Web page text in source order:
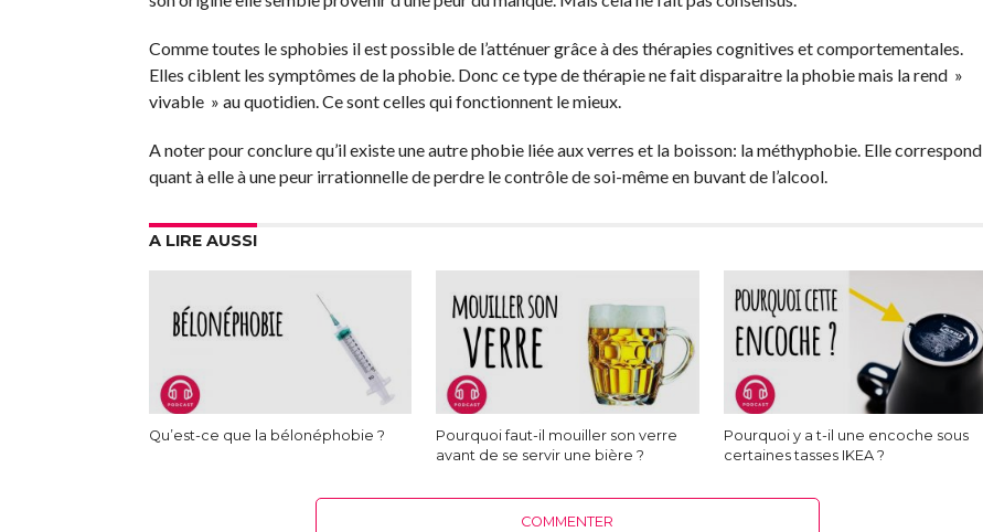
Comme toutes le sphobies il est possible de l’atténuer grâce à des thérapies cognitives et comportementales.
Elles ciblent les symptômes de la phobie. Donc ce type de thérapie ne fait disparaitre la phobie mais la rend »
vivable » au quotidien. Ce sont celles qui fonctionnent le mieux.
A noter pour conclure qu’il existe une autre phobie liée aux verres et la boisson: la méthyphobie. Elle correspond
quant à elle à une peur irrationnelle de perdre le contrôle de soi-même en buvant de l’alcool.
A LIRE AUSSI
Qu’est-ce que la bélonéphobie ?
Pourquoi faut-il mouiller son verre
avant de se servir une bière ?
Pourquoi y a t-il une encoche sous
certaines tasses IKEA ?
COMMENTER